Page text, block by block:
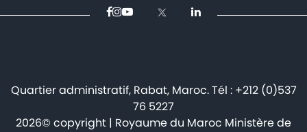
Quartier administratif, Rabat, Maroc. Tél : +212 (0)537
76 5227
2026© copyright | Royaume du Maroc Ministère de